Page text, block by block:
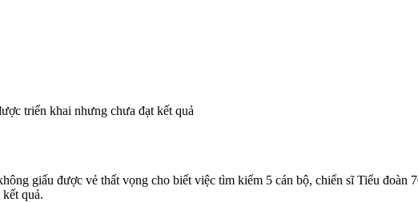
triển khai nhưng chưa đạt kết quả
giấu được vẻ thất vọng cho biết việc tìm kiếm 5 cán bộ, chiến sĩ Tiểu đoàn
quả.